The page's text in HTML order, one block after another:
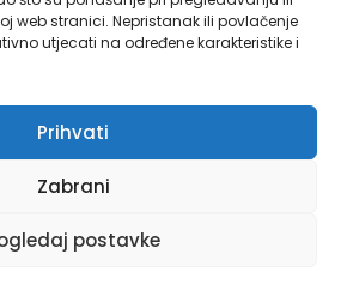
web stranici. Nepristanak ili povlačenje
utjecati na određene karakteristike i
Prihvati
Zabrani
postavke